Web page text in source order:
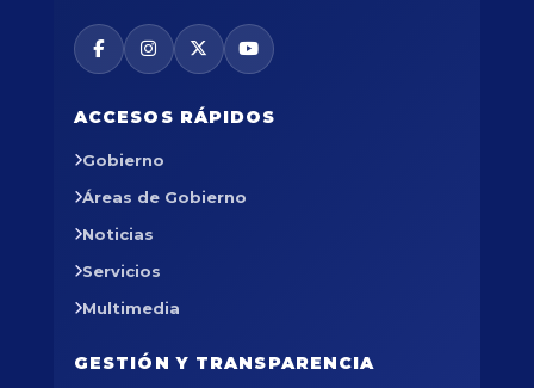
ACCESOS RÁPIDOS
Gobierno
Áreas de Gobierno
Noticias
Servicios
Multimedia
GESTIÓN Y TRANSPARENCIA